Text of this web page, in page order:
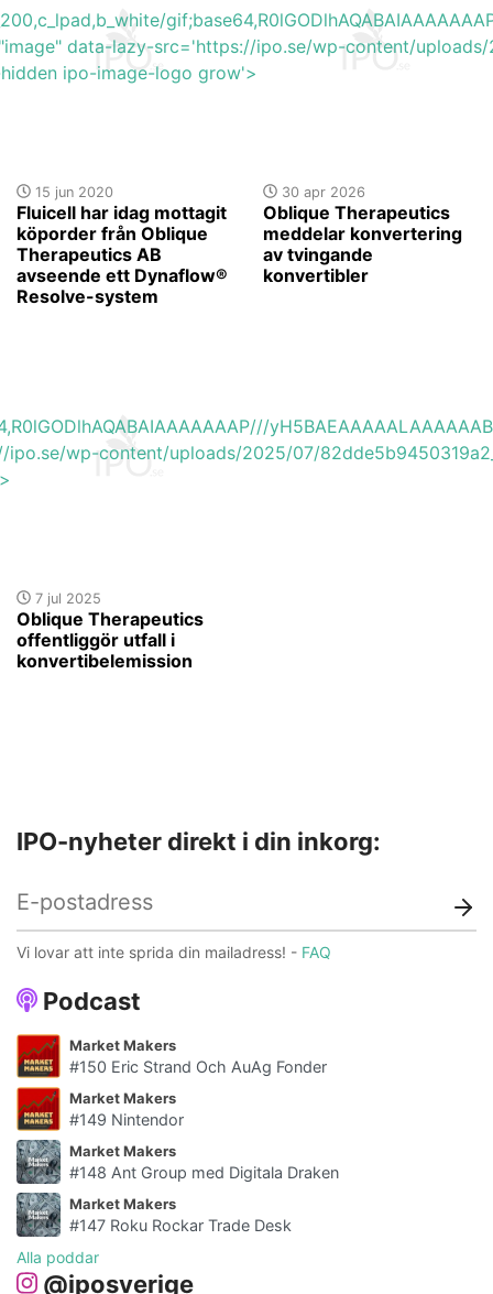
15 jun 2020
Fluicell har idag mottagit
köporder från Oblique
Therapeutics AB
avseende ett Dynaflow®
Resolve-system
data-lazy-src='https://ipo.se/wp-content/
ipo-image-logo grow'>
30 apr 2026
Oblique Therapeutics
meddelar konvertering
av tvingande
konvertibler
wp-content/uploads/2025/07/
7 jul 2025
Oblique Therapeutics
offentliggör utfall i
konvertibelemission
Podcast
Market Makers
#150 Eric Strand Och AuAg Fonder
Market Makers
#149 Nintendor
Market Makers
#148 Ant Group med Digitala Draken
Market Makers
#147 Roku Rockar Trade Desk
Alla poddar
@iposverige
IPO-nyheter direkt i din inkorg:
Vi lovar att inte sprida din mailadress! - FAQ